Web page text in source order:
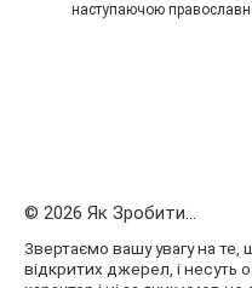
наступаючою
© 2026 Як Зробити...
Звертаємо вашу увагу на те,
відкритих джерел, і несуть